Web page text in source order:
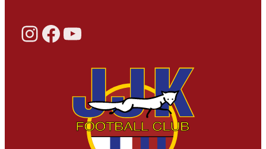
Instagram Facebook YouTube